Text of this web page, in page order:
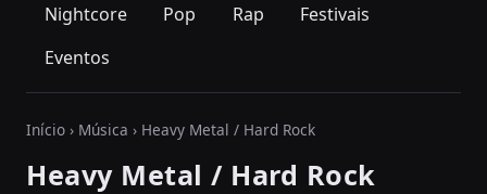
Nightcore
Pop Rap
Festivais
Eventos
Início › Música › Heavy Metal / Hard Rock
Heavy Metal / Hard Rock